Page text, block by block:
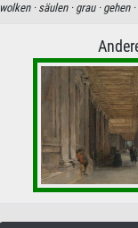
wolken · säulen · grau · gehen ·